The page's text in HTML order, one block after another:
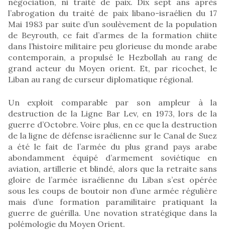
l’abrogation du traité de paix libano-israélien du 17
Mai 1983 par suite d’un soulèvement de la population
de Beyrouth, ce fait d’armes de la formation chiite
dans l’histoire militaire peu glorieuse du monde arabe
contemporain, a propulsé le Hezbollah au rang de
grand acteur du Moyen orient. Et, par ricochet, le
Liban au rang de curseur diplomatique régional.
Un exploit comparable par son ampleur à la
destruction de la Ligne Bar Lev, en 1973, lors de la
guerre d’Octobre. Voire plus, en ce que la destruction
de la ligne de défense israélienne sur le Canal de Suez
a été le fait de l’armée du plus grand pays arabe
abondamment équipé d’armement soviétique en
aviation, artillerie et blindé, alors que la retraite sans
gloire de l’armée israélienne du Liban s’est opérée
sous les coups de boutoir non d’une armée régulière
mais d’une formation paramilitaire pratiquant la
guerre de guérilla. Une novation stratégique dans la
polémologie du Moyen Orient.